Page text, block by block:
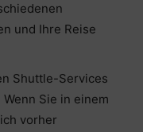
und Ihre Reise
Shuttle-Services
Sie in einem
vorher